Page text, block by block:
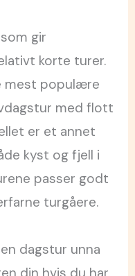
gir
korte turer.
mest populære
med flott
er et annet
kyst og fjell i
passer godt
turgåere.
dagstur unna